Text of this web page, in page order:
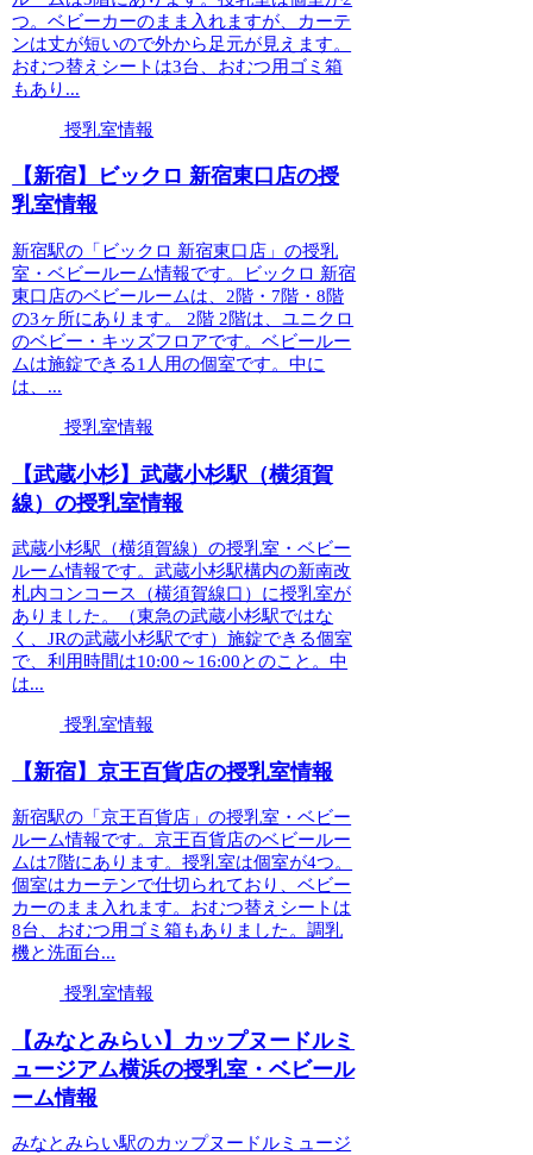
つ。ベビーカーのまま入れますが、カーテ
ンは丈が短いので外から足元が見えます。
おむつ替えシートは3台、おむつ用ゴミ箱
もあり...
授乳室情報
【新宿】ビックロ 新宿東口店の授
乳室情報
新宿駅の「ビックロ 新宿東口店」の授乳
室・ベビールーム情報です。ビックロ 新宿
東口店のベビールームは、2階・7階・8階
の3ヶ所にあります。 2階 2階は、ユニクロ
のベビー・キッズフロアです。ベビールー
ムは施錠できる1人用の個室です。中に
は、...
授乳室情報
【武蔵小杉】武蔵小杉駅（横須賀
線）の授乳室情報
武蔵小杉駅（横須賀線）の授乳室・ベビー
ルーム情報です。武蔵小杉駅構内の新南改
札内コンコース（横須賀線口）に授乳室が
ありました。（東急の武蔵小杉駅ではな
く、JRの武蔵小杉駅です）施錠できる個室
で、利用時間は10:00～16:00とのこと。中
は...
授乳室情報
【新宿】京王百貨店の授乳室情報
新宿駅の「京王百貨店」の授乳室・ベビー
ルーム情報です。京王百貨店のベビールー
ムは7階にあります。授乳室は個室が4つ。
個室はカーテンで仕切られており、ベビー
カーのまま入れます。おむつ替えシートは
8台、おむつ用ゴミ箱もありました。調乳
機と洗面台...
授乳室情報
【みなとみらい】カップヌードルミ
ュージアム横浜の授乳室・ベビール
ーム情報
みなとみらい駅のカップヌードルミュージ